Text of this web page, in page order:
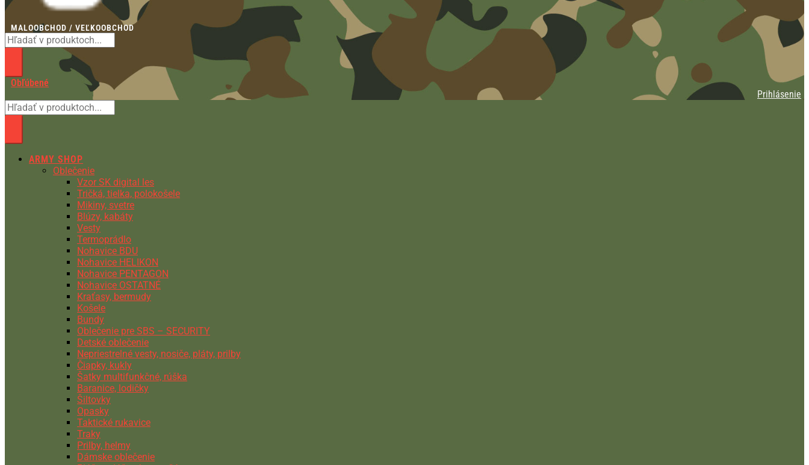
MALOOBCHOD / VEĽKOOBCHOD
Obľúbené
Prihlásenie
ARMY SHOP
Oblečenie
Vzor SK digital les
Tričká, tielka, polokošele
Mikiny, svetre
Blúzy, kabáty
Vesty
Termoprádlo
Nohavice BDU
Nohavice HELIKON
Nohavice PENTAGON
Nohavice OSTATNÉ
Kraťasy, bermudy
Košele
Bundy
Oblečenie pre SBS – SECURITY
Detské oblečenie
Nepriestrelné vesty, nosiče, pláty, prilby
Čiapky, kukly
Šatky multifunkčné, rúška
Baranice, lodičky
Šiltovky
Opasky
Taktické rukavice
Traky
Prilby, helmy
Dámske oblečenie